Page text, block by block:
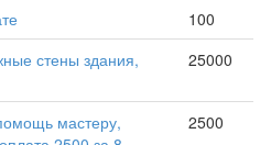
100
стены здания,
25000
мастеру,
2500